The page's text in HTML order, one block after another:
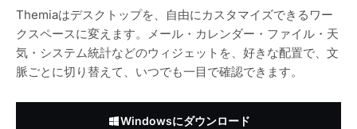
Themiaはデスクトップを、自由にカスタマイズできるワー
クスペースに変えます。メール・カレンダー・ファイル・天
気・システム統計などのウィジェットを、好きな配置で、文
脈ごとに切り替えて、いつでも一目で確認できます。
Windowsにダウンロード